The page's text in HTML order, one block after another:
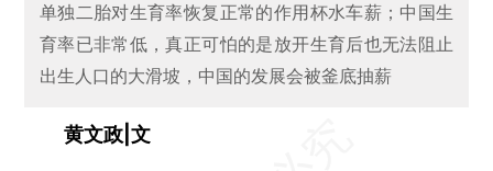
单独二胎对生育率恢复正常的作用杯水车薪；中国生
育率已非常低，真正可怕的是放开生育后也无法阻止
出生人口的大滑坡，中国的发展会被釜底抽薪
黄文政|文